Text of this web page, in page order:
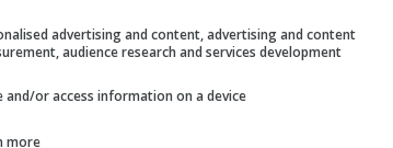
certifikuar nga ekspertë vendorë
e thonjve dhe qerpikëve,
advertising and content, advertising and content
audience research and services development
and/or access information on a device
more